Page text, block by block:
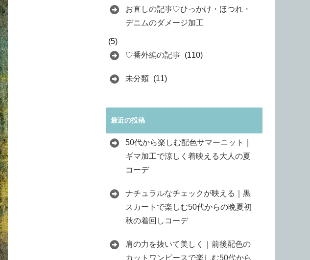
お直しの記事♡ひっかけ・ほつれ・
デニムのダメージ加工
(5)
♡番外編の記事 (110)
未分類 (11)
最近の投稿
50代から楽しむ配色サマーニット｜
ギマ加工で涼しく着映える大人の夏
コーデ
ナチュラルなチェックが映える｜黒
スカートで楽しむ50代からの晩夏初
秋の着回しコーデ
肩の力を抜いて美しく｜前後配色の
カットワンピースで楽しむ50代から